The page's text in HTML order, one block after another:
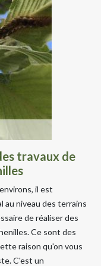
travaux de
il est
niveau des terrains
de réaliser des
Ce sont des
raison qu'on vous
C'est un